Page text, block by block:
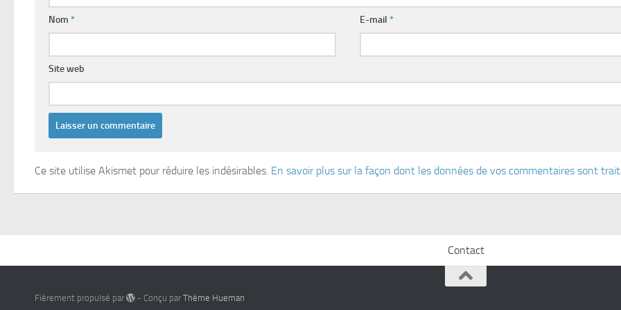
Nom * E-mail*
Site web
Ce site utilise Akismet pour réduire les indésirables. En savoir plus sur la façon dont les données de vos commentaires sont
Contact
Fièrement propulsé par - Conçu parThème Hueman